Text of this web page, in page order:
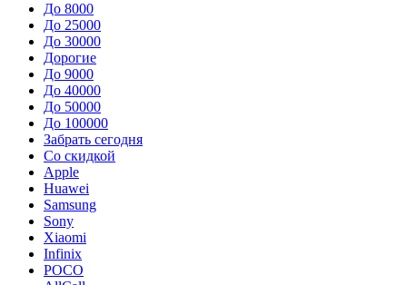
До 8000
До 25000
До 30000
Дорогие
До 9000
До 40000
До 50000
До 100000
Забрать сегодня
Со скидкой
Apple
Huawei
Samsung
Sony
Xiaomi
Infinix
POCO